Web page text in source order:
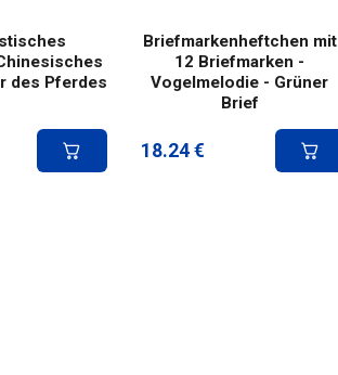
des Pferdes
Briefmarkenheftchen mit
12 Briefmarken -
Vogelmelodie - Grüner
Brief
18.24 €